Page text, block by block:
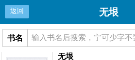
返回 无垠
书名
无垠